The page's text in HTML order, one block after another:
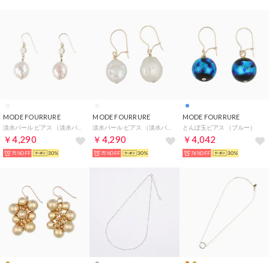
MODE FOURRURE
￥4,290
75%OFF 30%
MODE FOURRURE
￥4,290
75%OFF 30%
MODE FOURRURE
とんぼ玉ピアス （ブルー）
￥4,042
76%OFF 30%